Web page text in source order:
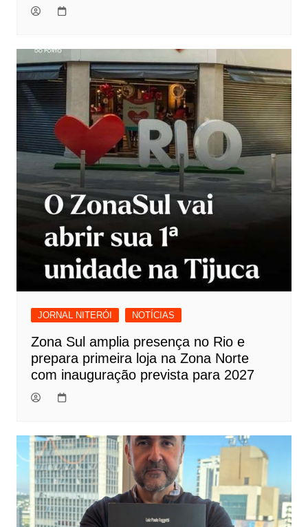
JORNAL NITERÓI NOTÍCIAS
Zona Sul amplia presença no Rio e
prepara primeira loja na Zona Norte
com inauguração prevista para 2027